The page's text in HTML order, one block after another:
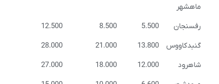
ماهشهر
رفسنجان 5.500
8.500
12.500
گنبدکاووس
13.800
21.000
28.000
شاهرود
12.000
18.000
27.000